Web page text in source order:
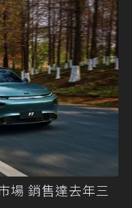
場 銷售達去年三